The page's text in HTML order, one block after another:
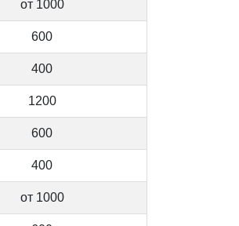
от 1000
600
400
1200
600
400
от 1000